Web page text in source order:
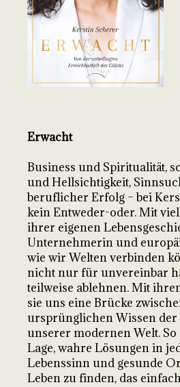
Erwacht
Business und Spiritualität,
und Hellsichtigkeit,
beruflicher Erfolg – bei
kein Entweder-oder. Mit
ihrer eigenen
Unternehmerin und
wie wir Welten verbinden
nicht nur für unvereinbar
teilweise ablehnen. Mit
sie uns eine Brücke
ursprünglichen Wissen der
unserer modernen Welt.
Lage, wahre Lösungen in
Lebenssinn und gesunde
Leben zu finden, das